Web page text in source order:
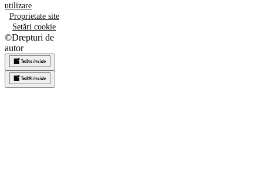
utilizare
Proprietate site
Setări cookie
©Drepturi de
autor